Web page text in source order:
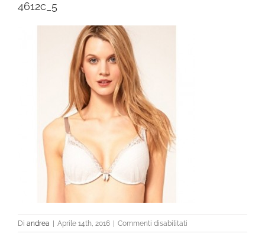
4612c_5
Di andrea Aprile 14th, 2016 Commenti disabilitati
4612c_5